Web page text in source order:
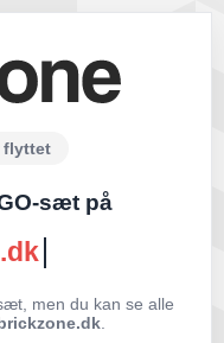
flyttet
sæt på
men du kan se alle
brickzone.dk